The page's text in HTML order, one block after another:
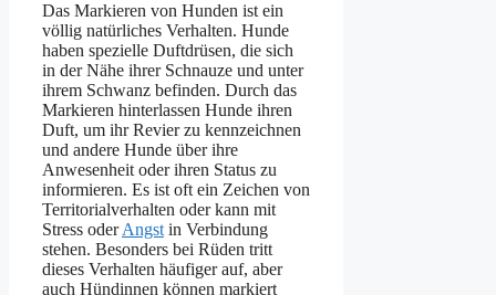
Das Markieren von Hunden ist ein
völlig natürliches Verhalten. Hunde
haben spezielle Duftdrüsen, die sich
in der Nähe ihrer Schnauze und unter
ihrem Schwanz befinden. Durch das
Markieren hinterlassen Hunde ihren
Duft, um ihr Revier zu kennzeichnen
und andere Hunde über ihre
Anwesenheit oder ihren Status zu
informieren. Es ist oft ein Zeichen von
Territorialverhalten oder kann mit
Stress oderAngst in Verbindung
stehen. Besonders bei Rüden tritt
dieses Verhalten häufiger auf, aber
auch Hündinnen können markiert